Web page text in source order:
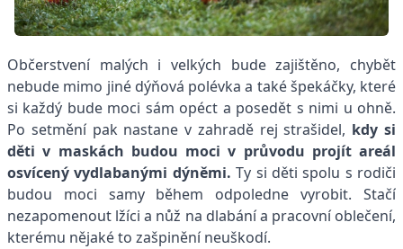
Občerstvení malých i velkých bude zajištěno, chybět
nebude mimo jiné dýňová polévka a také špekáčky, které
si každý bude moci sám opéct a posedět s nimi u ohně.
Po setmění pak nastane v zahradě rej strašidel, kdy si
děti v maskách budou moci v průvodu projít areál
osvícený vydlabanými dýněmi. Ty si děti spolu s rodiči
budou moci samy během odpoledne vyrobit. Stačí
nezapomenout lžíci a nůž na dlabání a pracovní oblečení,
kterému nějaké to zašpinění neuškodí.